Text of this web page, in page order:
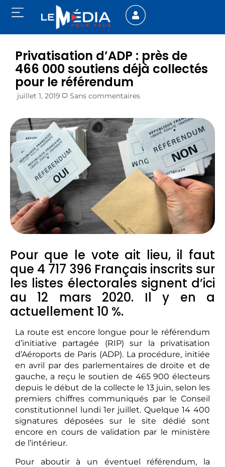
Privatisation d’ADP : près de
466 000 soutiens déjà collectés
pour le référendum
juillet 1, 2019 Sans commentaires
Pour que le vote ait lieu, il faut
que 4 717 396 Français inscrits sur
les listes électorales signent d’ici
au 12 mars 2020. Il y en a
actuellement 10 %.
La route est encore longue pour le référendum
d’initiative partagée (RIP) sur la privatisation
d’Aéroports de Paris (ADP). La procédure, initiée
en avril par des parlementaires de droite et de
gauche, a reçu le soutien de 465 900 électeurs
depuis le début de la collecte le 13 juin, selon les
premiers chiffres communiqués par le Conseil
constitutionnel lundi 1er juillet. Quelque 14 400
signatures déposées sur le site dédié sont
encore en cours de validation par le ministère
de l’intérieur.
Pour aboutir à un éventuel référendum, la